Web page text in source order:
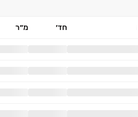
חד׳ מ״ר